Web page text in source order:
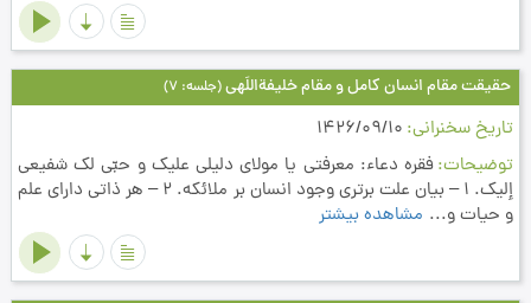
حقیقت مقام انسان کامل و مقام خلیفةاللَهی(جلسه: 7)
تاریخ سخنرانی 1426/09/10
توضیحات فقره دعاء: معرفتي يا مولاي دليلي عليك و حبّي لك شفيعي
إليك. 1 – بیان علت برتری وجود انسان بر ملائکه. 2 – هر ذاتي داراي علم
و حيات و... مشاهده بیشتر